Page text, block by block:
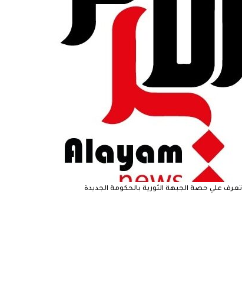
تعرف علي حصة الجبهة الثورية بالحكومة الجديدة